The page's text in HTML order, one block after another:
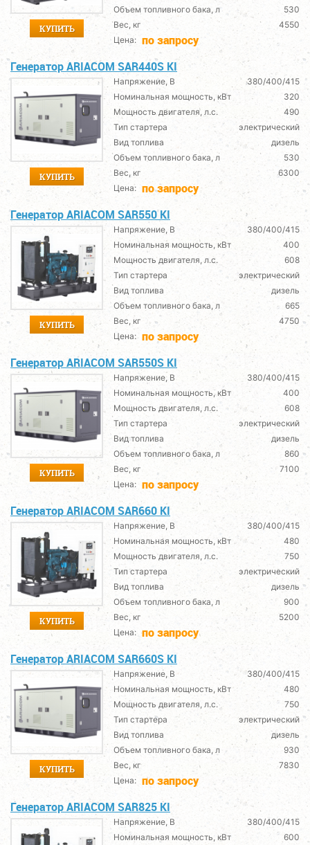
КУПИТЬ
Объем топливного бака, л
530
Вес, кг
4550
Цена: по запросу
Генератор ARIACOM SAR440S KI
КУПИТЬ
Напряжение, В
380/400/415
Номинальная мощность, кВт
320
Мощность двигателя, л.с.
490
Тип стартера
электрический
Вид топлива
дизель
Объем топливного бака, л
530
Вес, кг
6300
Цена: по запросу
Генератор ARIACOM SAR550 KI
КУПИТЬ
Напряжение, В
380/400/415
Номинальная мощность, кВт
400
Мощность двигателя, л.с.
608
Тип стартера
электрический
Вид топлива
дизель
Объем топливного бака, л
665
Вес, кг
4750
Цена: по запросу
Генератор ARIACOM SAR550S KI
КУПИТЬ
Напряжение, В
380/400/415
Номинальная мощность, кВт
400
Мощность двигателя, л.с.
608
Тип стартера
электрический
Вид топлива
дизель
Объем топливного бака, л
860
Вес, кг
7100
Цена: по запросу
Генератор ARIACOM SAR660 KI
КУПИТЬ
Напряжение, В
380/400/415
Номинальная мощность, кВт
480
Мощность двигателя, л.с.
750
Тип стартера
электрический
Вид топлива
дизель
Объем топливного бака, л
900
Вес, кг
5200
Цена: по запросу
Генератор ARIACOM SAR660S KI
КУПИТЬ
Напряжение, В
380/400/415
Номинальная мощность, кВт
480
Мощность двигателя, л.с.
750
Тип стартера
электрический
Вид топлива
дизель
Объем топливного бака, л
930
Вес, кг
7830
Цена: по запросу
Генератор ARIACOM SAR825 KI
Напряжение, В
380/400/415
Номинальная мощность, кВт
600